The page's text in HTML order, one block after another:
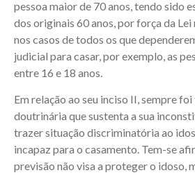
pessoa maior de 70 anos, tendo sido
dos originais 60 anos, por força da
nos casos de todos os que
judicial para casar, por exemplo, as
entre 16 e 18 anos.
Em relação ao seu inciso II, sempre
doutrinária que sustenta a sua
trazer situação discriminatória ao
incapaz para o casamento. Tem-se
previsão não visa a proteger o idoso,